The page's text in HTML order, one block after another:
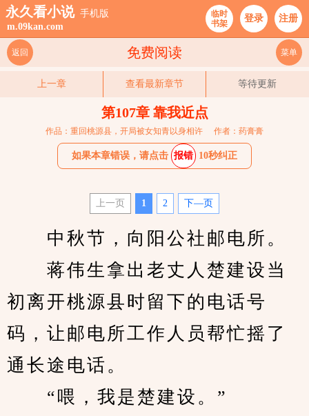
永久看小说 手机版
m.09kan.com
临时
书架
登录 注册
免费阅读
返回 菜单
上一章 查看最新章节 等待更新
第107章 靠我近点
作品：重回桃源县，开局被女知青以身相许 作者：药膏膏
如果本章错误，请点击 报错 10秒纠正
上一页 1 2 下—页
中秋节，向阳公社邮电所。
蒋伟生拿出老丈人楚建设当
初离开桃源县时留下的电话号
码，让邮电所工作人员帮忙摇了
通长途电话。
“喂，我是楚建设。”